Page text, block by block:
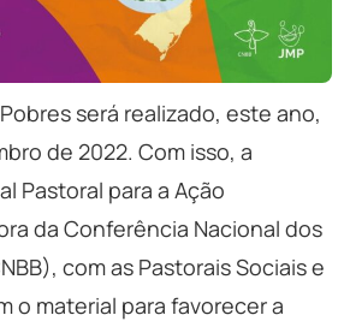
será realizado, este ano,
de 2022. Com isso, a
Pastoral para a Ação
da Conferência Nacional dos
com as Pastorais Sociais e
o material para favorecer a